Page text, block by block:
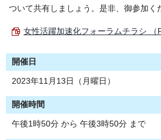
ついて共有しましょう。是非、御参加く
女性活躍加速化フォーラムチラシ （
開催日
2023年11月13日（月曜日）
開催時間
午後1時50分 から 午後3時50分 まで